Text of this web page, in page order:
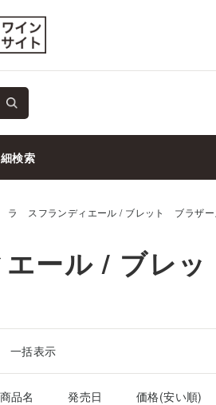
検索
ラ スフランディエール / ブレット ブラザー
ール / ブレ
一括表示
商品名 発売日 価格(安い順)